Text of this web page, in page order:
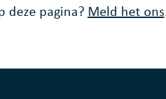
deze pagina? Meld het ons